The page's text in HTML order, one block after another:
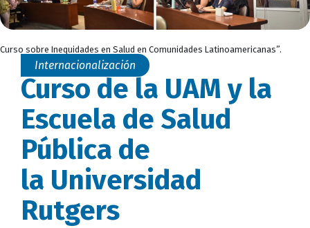
Curso sobre Inequidades en Salud en Comunidades Latinoamericanas”.
Internacionalización
Curso de la UAM y la
Escuela de Salud
Pública de
la Universidad
Rutgers